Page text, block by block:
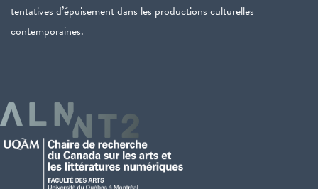
tentatives d’épuisement dans les productions culturelles
contemporaines.